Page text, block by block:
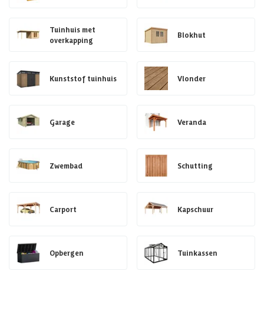
Tuinhuis met
overkapping
Blokhut
Kunststof tuinhuis Vlonder
Garage Veranda
Zwembad Schutting
Carport Kapschuur
Opbergen Tuinkassen